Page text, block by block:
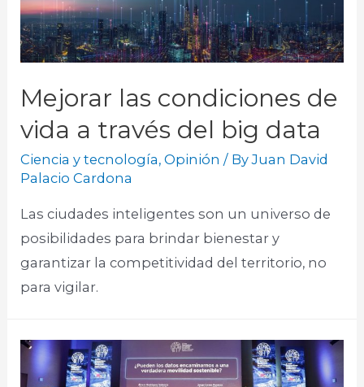
Mejorar las condiciones de
vida a través del big data
Ciencia y tecnología,Opinión / ByJuan David
Palacio Cardona
Las ciudades inteligentes son un universo de
posibilidades para brindar bienestar y
garantizar la competitividad del territorio, no
para vigilar.​